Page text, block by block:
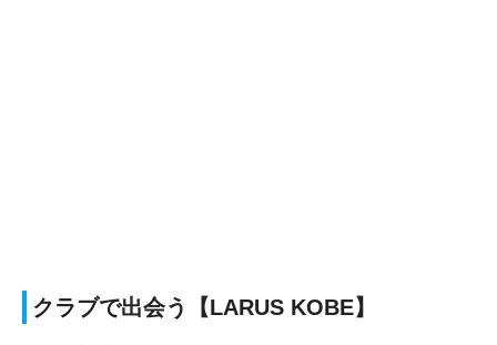
クラブで出会う【LARUS KOBE】